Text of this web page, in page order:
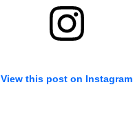
View this post on Instagram